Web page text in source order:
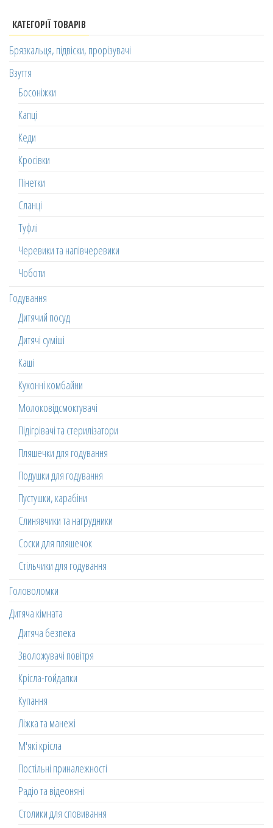
КАТЕГОРІЇ ТОВАРІВ
Брязкальця, підвіски, прорізувачі
Взуття
Босоніжки
Капці
Кеди
Кросівки
Пінетки
Сланці
Туфлі
Черевики та напівчеревики
Чоботи
Годування
Дитячий посуд
Дитячі суміші
Каші
Кухонні комбайни
Молоковідсмоктувачі
Підігрівачі та стерилізатори
Пляшечки для годування
Подушки для годування
Пустушки, карабіни
Слинявчики та нагрудники
Соски для пляшечок
Стільчики для годування
Головоломки
Дитяча кімната
Дитяча безпека
Зволожувачі повітря
Крісла-гойдалки
Купання
Ліжка та манежі
М'які крісла
Постільні приналежності
Радіо та відеоняні
Столики для сповивання